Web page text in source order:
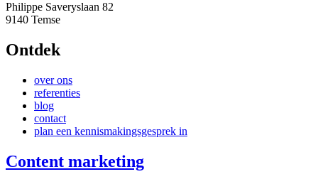
Philippe Saveryslaan 82
9140 Temse
Ontdek
over ons
referenties
blog
contact
plan een kennismakingsgesprek in
Content marketing